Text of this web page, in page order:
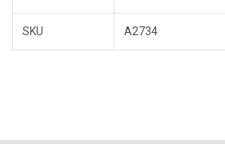
SKU A2734